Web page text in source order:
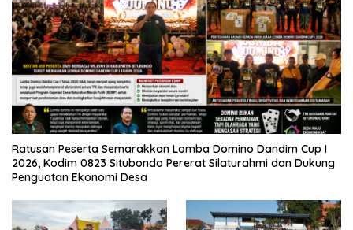
Ratusan Peserta Semarakkan Lomba Domino Dandim Cup I
2026, Kodim 0823 Situbondo Pererat Silaturahmi dan Dukung
Penguatan Ekonomi Desa